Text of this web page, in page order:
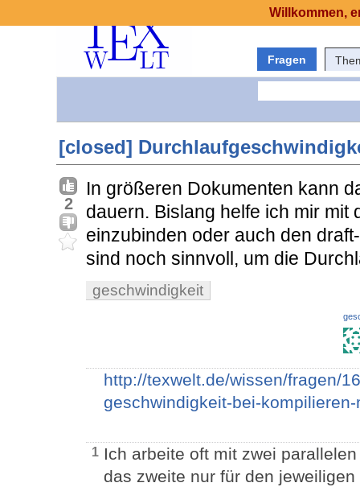
Fragen
[closed]
2
In größeren Dokumenten kann
dauern. Bislang helfe ich mir mit
einzubinden oder auch den
sind noch sinnvoll, um die
geschwindigkeit
http://texwelt.de/wissen/fragen/
geschwindigkeit-bei-
1 Ich arbeite oft mit zwei
das zweite nur für den
Willkommen,